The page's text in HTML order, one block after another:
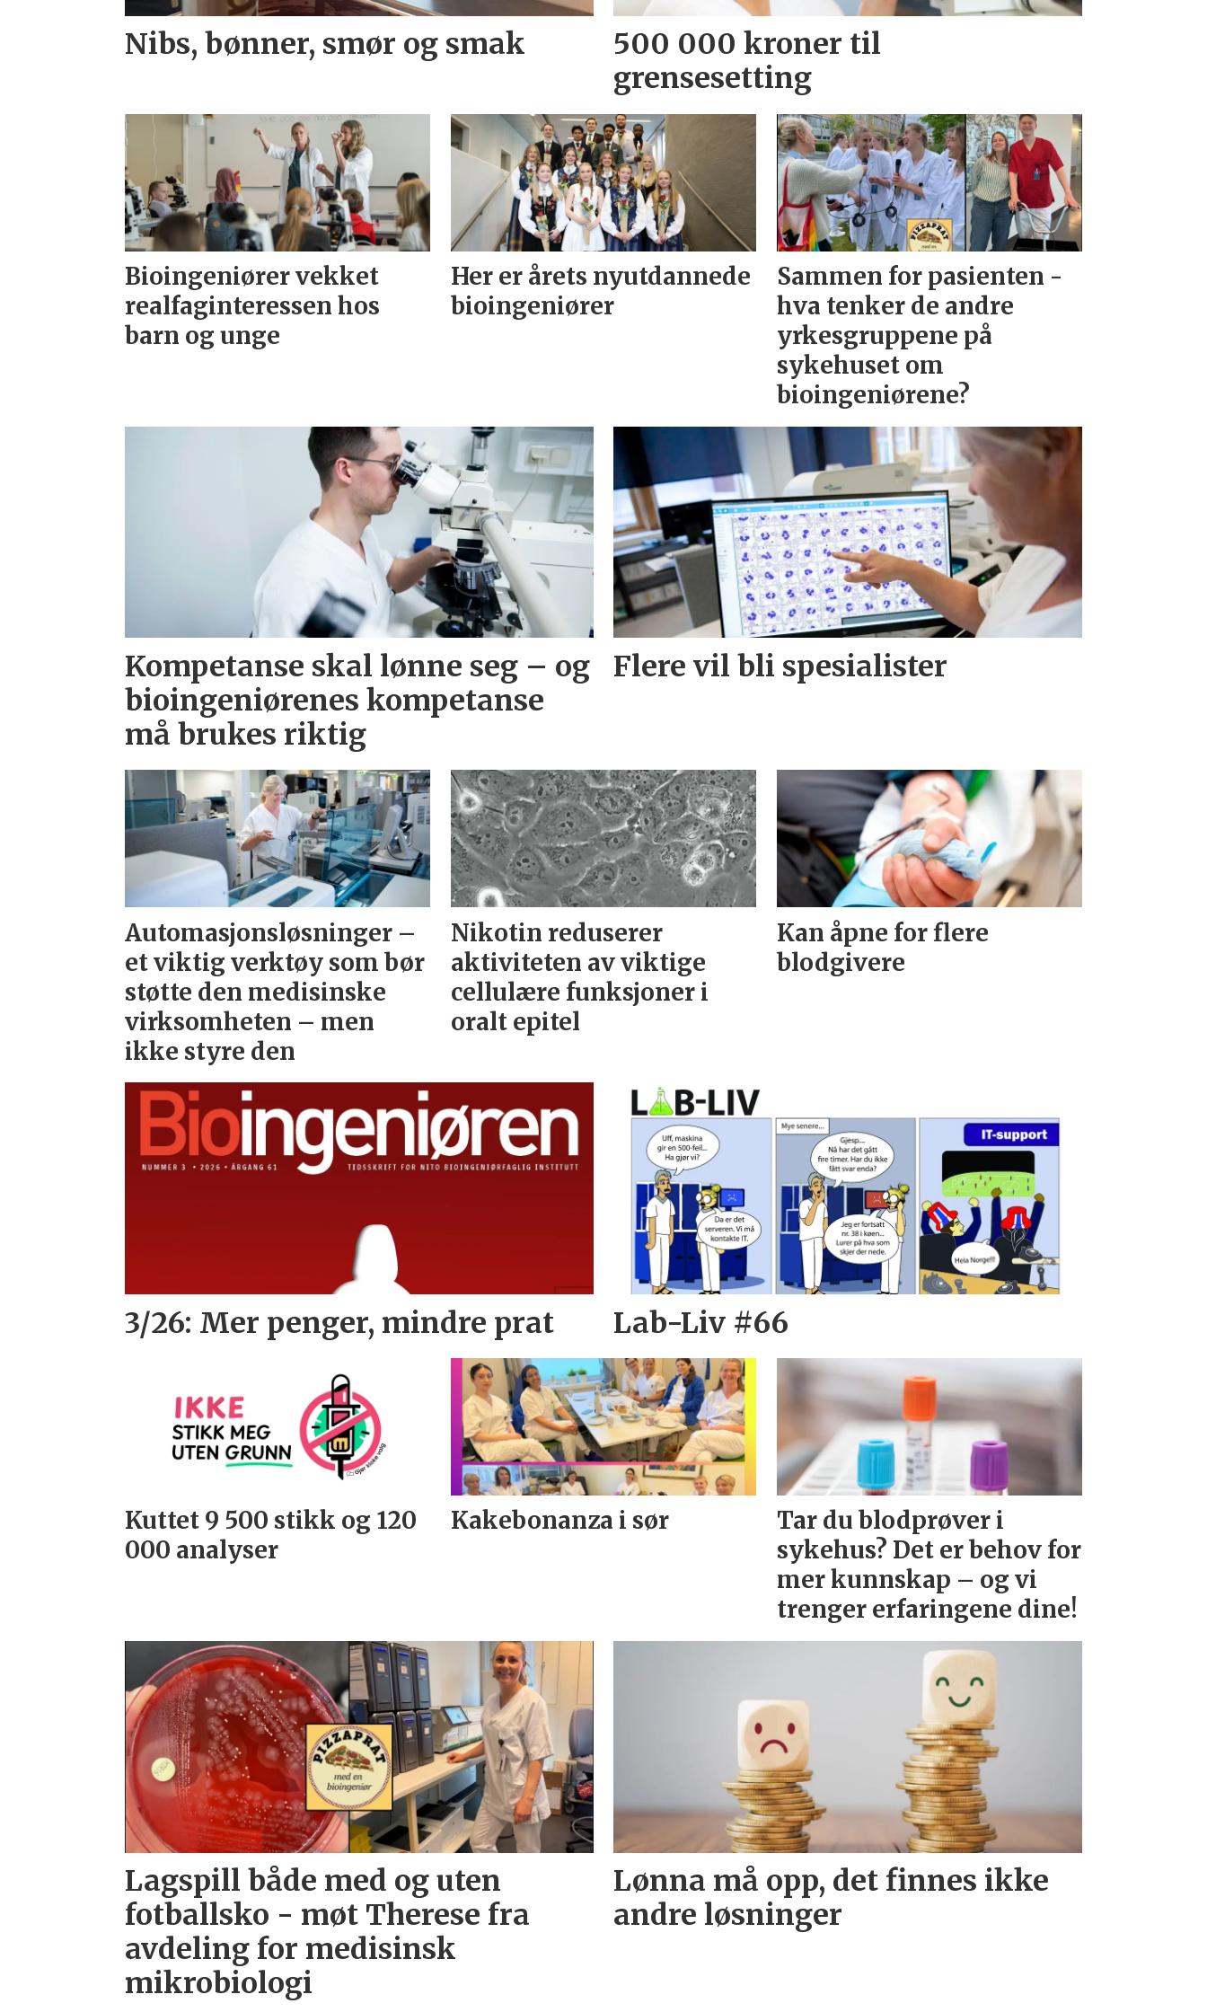
Nibs, bønner, smør og smak
500 000 kroner til
grensesetting
Bioingeniører vekket
realfaginteressen hos
barn og unge
Her er årets nyutdannede
bioingeniører
Sammen for pasienten -
hva tenker de andre
yrkesgruppene på
sykehuset om
bioingeniørene?
Kompetanse skal lønne seg – og
bioingeniørenes kompetanse
må brukes riktig
Flere vil bli spesialister
Automasjonsløsninger –
et viktig verktøy som bør
støtte den medisinske
virksomheten – men
ikke styre den
Nikotin reduserer
aktiviteten av viktige
cellulære funksjoner i
oralt epitel
Kan åpne for flere
blodgivere
3/26: Mer penger, mindre prat Lab-Liv #66
Kuttet 9 500 stikk og 120
000 analyser
Kakebonanza i sør
Tar du blodprøver i
sykehus? Det er behov for
mer kunnskap – og vi
trenger erfaringene dine!
Lagspill både med og uten
fotballsko - møt Therese fra
avdeling for medisinsk
mikrobiologi
Lønna må opp, det finnes ikke
andre løsninger